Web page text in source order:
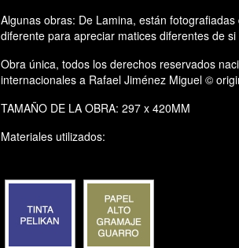
Algunas obras: De Lamina, están
diferente para apreciar matices diferentes de
Obra única, todos los derechos reservados
internacionales a Rafael Jiménez Miguel ©
TAMAÑO DE LA OBRA: 297 x 420MM
Materiales utilizados: